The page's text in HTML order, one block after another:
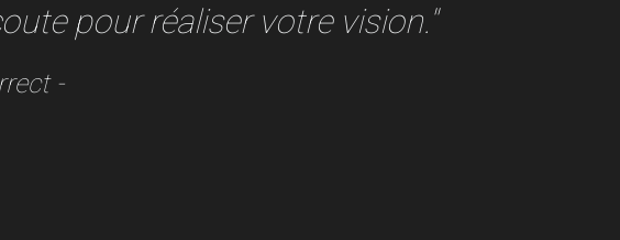
pour réaliser votre vision."
-